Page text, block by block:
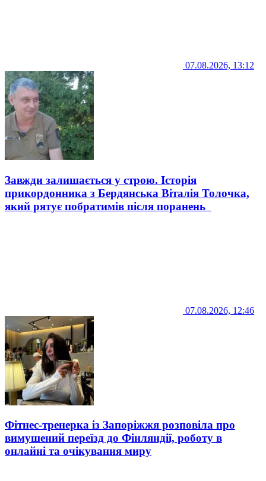
07.08.2026, 13:12
Завжди залишається у строю. Історія
прикордонника з Бердянська Віталія Толочка,
який рятує побратимів після поранень
07.08.2026, 12:46
Фітнес-тренерка із Запоріжжя розповіла про
вимушений переїзд до Фінляндії, роботу в
онлайні та очікування миру